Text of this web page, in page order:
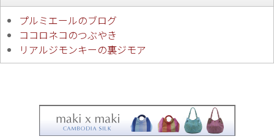
プルミエールのブログ
ココロネコのつぶやき
リアルジモンキーの裏ジモア